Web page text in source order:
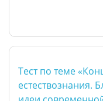
Тест по теме
естествознания.